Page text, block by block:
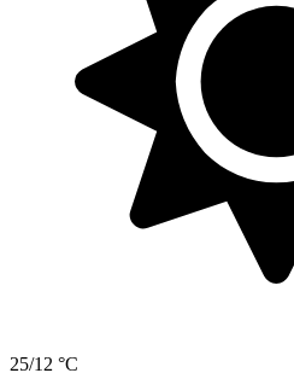
25/12 °C